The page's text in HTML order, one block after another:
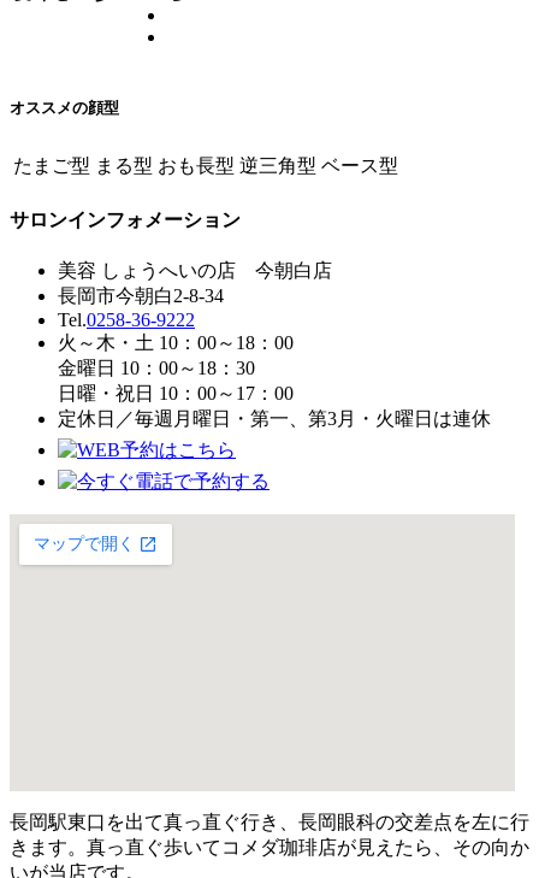
オススメの顔型
たまご型 まる型 おも長型 逆三角型 ベース型
サロンインフォメーション
美容 しょうへいの店 今朝白店
長岡市今朝白2-8-34
Tel.0258-36-9222
火～木・土 10：00～18：00
金曜日 10：00～18：30
日曜・祝日 10：00～17：00
定休日／毎週月曜日・第一、第3月・火曜日は連休
長岡駅東口を出て真っ直ぐ行き、長岡眼科の交差点を左に行
きます。真っ直ぐ歩いてコメダ珈琲店が見えたら、その向か
いが当店です。